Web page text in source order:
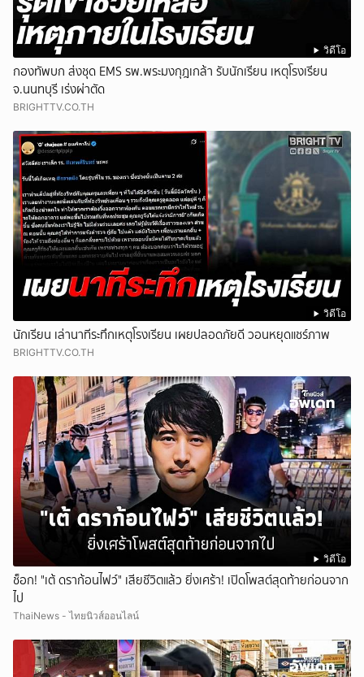
วิดีโอ
กองทัพบก ส่งชุด EMS รพ.พระมงกุฎเกล้า รับนักเรียน เหตุโรงเรียน
จ.นนทบุรี เร่งผ่าตัด
BRIGHTTV.CO.TH
วิดีโอ
นักเรียน เล่านาทีระทึกเหตุโรงเรียน เผยปลอดภัยดี วอนหยุดแชร์ภาพ
BRIGHTTV.CO.TH
วิดีโอ
ช็อก! "เต้ ดราก้อนไฟว์" เสียชีวิตแล้ว ยิ่งเศร้า! เปิดโพสต์สุดท้ายก่อนจาก
ไป
ThaiNews - ไทยนิวส์ออนไลน์